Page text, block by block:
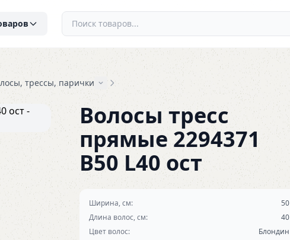
трессы, парички
Волосы тресс
прямые 2294371
B50 L40 ост
Ширина, см:
50
Длина волос, см:
40
Цвет волос:
Блондин